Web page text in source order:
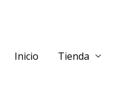
Inicio Tienda